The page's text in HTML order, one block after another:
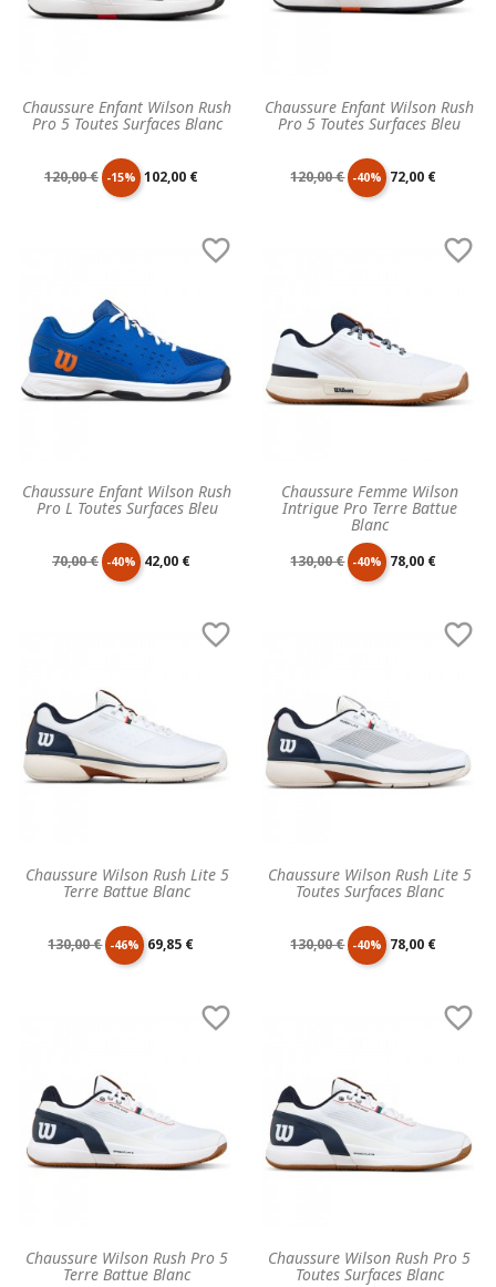
Chaussure Enfant Wilson Rush
Pro 5 Toutes Surfaces Blanc
Prix
120,00 € -15% Prix
102,00 €
Chaussure Enfant Wilson Rush
Pro 5 Toutes Surfaces Bleu
Prix
120,00 € -40% Prix
72,00 €
Chaussure Enfant Wilson Rush
Pro L Toutes Surfaces Bleu

Prix
70,00 € -40% Prix
42,00 €
Chaussure Femme Wilson
Intrigue Pro Terre Battue
Blanc

Prix
130,00 € -40% Prix
78,00 €
Chaussure Wilson Rush Lite 5
Terre Battue Blanc

Prix
130,00 € -46% Prix
69,85 €
Chaussure Wilson Rush Lite 5
Toutes Surfaces Blanc

Prix
130,00 € -40% Prix
78,00 €
Chaussure Wilson Rush Pro 5
Terre Battue Blanc

Chaussure Wilson Rush Pro 5
Toutes Surfaces Blanc
